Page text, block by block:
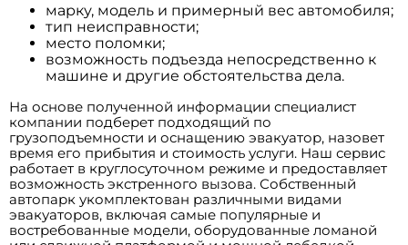
марку, модель и примерный вес автомобиля;
тип неисправности;
место поломки;
возможность подъезда непосредственно к
машине и другие обстоятельства дела.
На основе полученной информации специалист
компании подберет подходящий по
грузоподъемности и оснащению эвакуатор, назовет
время его прибытия и стоимость услуги. Наш сервис
работает в круглосуточном режиме и предоставляет
возможность экстренного вызова. Собственный
автопарк укомплектован различными видами
эвакуаторов, включая самые популярные и
востребованные модели, оборудованные ломаной